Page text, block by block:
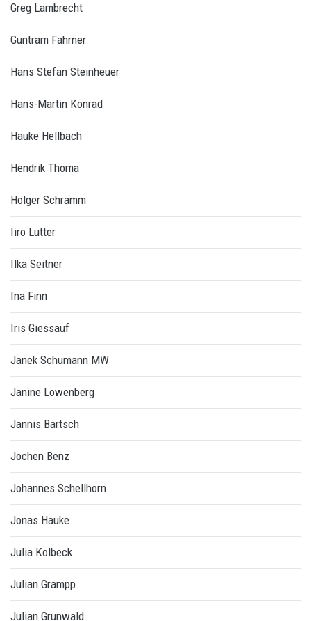
Greg Lambrecht
Guntram Fahrner
Hans Stefan Steinheuer
Hans-Martin Konrad
Hauke Hellbach
Hendrik Thoma
Holger Schramm
Iiro Lutter
Ilka Seitner
Ina Finn
Iris Giessauf
Janek Schumann MW
Janine Löwenberg
Jannis Bartsch
Jochen Benz
Johannes Schellhorn
Jonas Hauke
Julia Kolbeck
Julian Grampp
Julian Grunwald